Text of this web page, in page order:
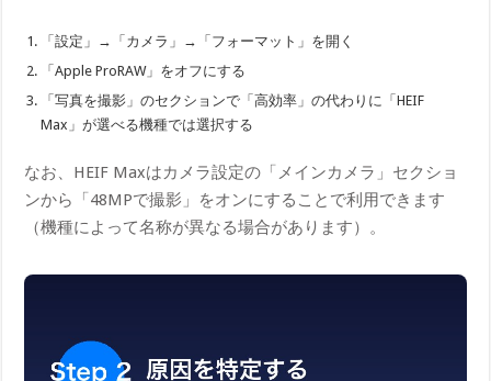
「設定」→「カメラ」→「フォーマット」を開く
「Apple ProRAW」をオフにする
「写真を撮影」のセクションで「高効率」の代わりに「HEIF
Max」が選べる機種では選択する
なお、HEIF Maxはカメラ設定の「メインカメラ」セクショ
ンから「48MPで撮影」をオンにすることで利用できます
（機種によって名称が異なる場合があります）。